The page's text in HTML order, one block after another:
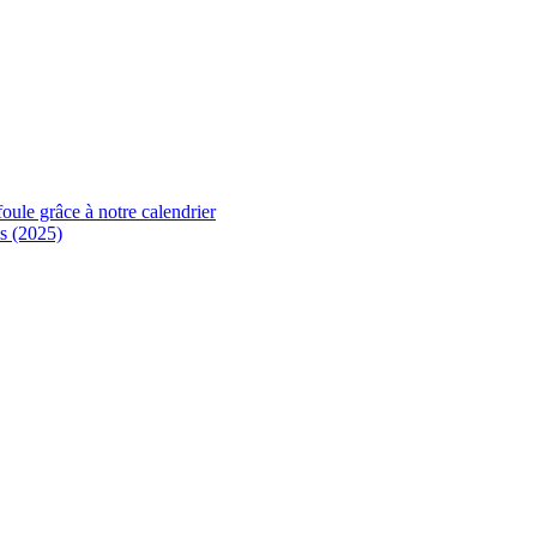
grâce à notre calendrier
(2025)